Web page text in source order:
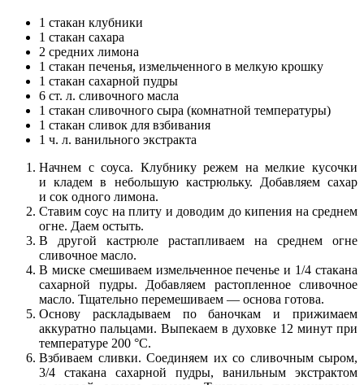
1 стакан клубники
1 стакан сахара
2 средних лимона
1 стакан печенья, измельченного в мелкую крошку
1 стакан сахарной пудры
6 ст. л. сливочного масла
1 стакан сливочного сыра (комнатной температуры)
1 стакан сливок для взбивания
1 ч. л. ванильного экстракта
Начнем с соуса. Клубнику режем на мелкие кусочки
и кладем в небольшую кастрюльку. Добавляем сахар
и сок одного лимона.
Ставим соус на плиту и доводим до кипения на среднем
огне. Даем остыть.
В другой кастрюле растапливаем на среднем огне
сливочное масло.
В миске смешиваем измельченное печенье и 1/4 стакана
сахарной пудры. Добавляем растопленное сливочное
масло. Тщательно перемешиваем — основа готова.
Основу раскладываем по баночкам и прижимаем
аккуратно пальцами. Выпекаем в духовке 12 минут при
температуре 200 °С.
Взбиваем сливки. Соединяем их со сливочным сыром,
3/4 стакана сахарной пудры, ванильным экстрактом